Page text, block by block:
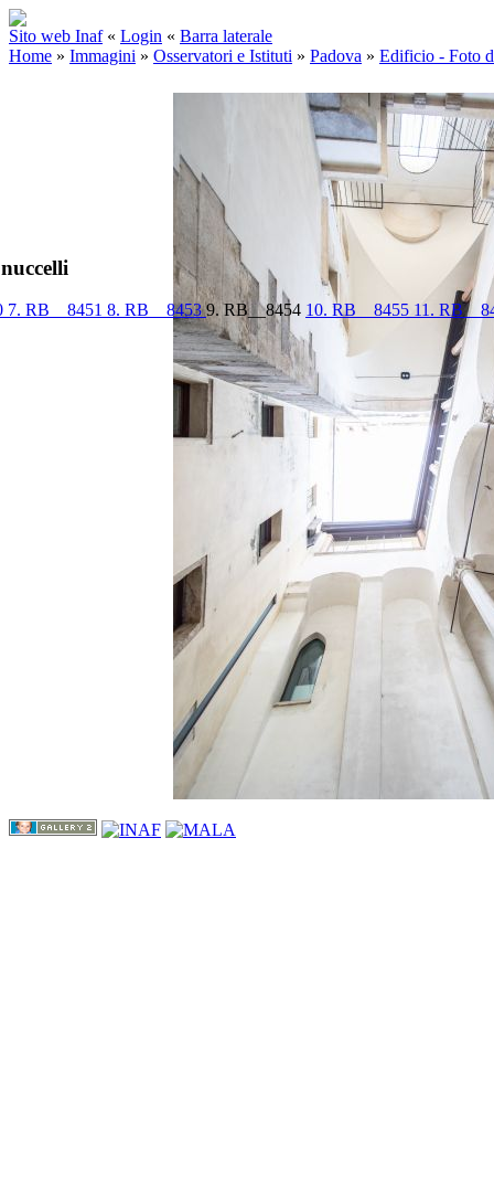
Sito web Inaf « Login « Barra laterale
Home » Immagini » Osservatori e Istituti » Padova » Edificio - Foto
7. RB__8451 8. RB__84539. RB__8454 10. RB__8455 11.